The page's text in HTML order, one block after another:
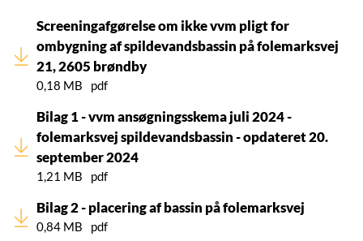
Screeningafgørelse om ikke vvm pligt for
ombygning af spildevandsbassin på folemarksvej
21, 2605 brøndby
0,18 MB pdf
Bilag 1 - vvm ansøgningsskema juli 2024 -
folemarksvej spildevandsbassin - opdateret 20.
september 2024
1,21 MB pdf
Bilag 2 - placering af bassin på folemarksvej
0,84 MB pdf